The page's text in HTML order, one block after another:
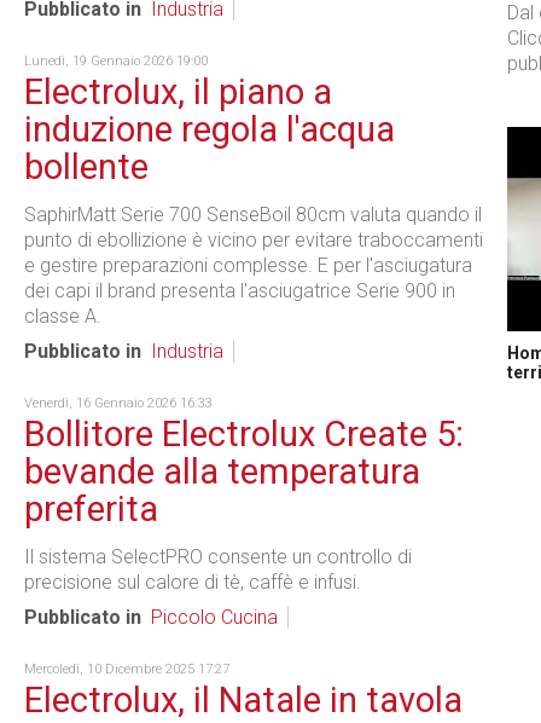
Pubblicato in
Industria
Lunedì, 19 Gennaio 2026 19:00
Electrolux, il piano a
induzione regola l'acqua
bollente
SaphirMatt Serie 700 SenseBoil 80cm valuta quando il
punto di ebollizione è vicino per evitare traboccamenti
e gestire preparazioni complesse. E per l'asciugatura
dei capi il brand presenta l'asciugatrice Serie 900 in
classe A.
Pubblicato in
Industria
Venerdì, 16 Gennaio 2026 16:33
Bollitore Electrolux Create 5:
bevande alla temperatura
preferita
Il sistema SelectPRO consente un controllo di
precisione sul calore di tè, caffè e infusi.
Pubblicato in Piccolo Cucina
Mercoledì, 10 Dicembre 2025 17:27
Electrolux, il Natale in tavola